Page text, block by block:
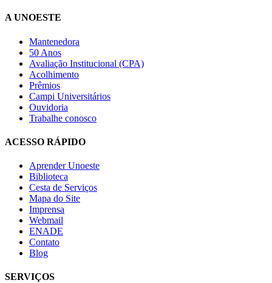
A UNOESTE
Mantenedora
50 Anos
Avaliação Institucional (CPA)
Acolhimento
Prêmios
Campi Universitários
Ouvidoria
Trabalhe conosco
ACESSO RÁPIDO
Aprender Unoeste
Biblioteca
Cesta de Serviços
Mapa do Site
Imprensa
Webmail
ENADE
Contato
Blog
SERVIÇOS